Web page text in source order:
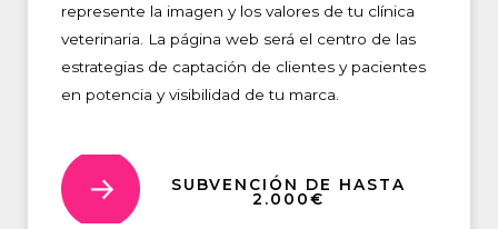
represente la imagen y los valores de tu clínica
veterinaria. La página web será el centro de las
estrategias de captación de clientes y pacientes
en potencia y visibilidad de tu marca.
SUBVENCIÓN DE HASTA
2.000€